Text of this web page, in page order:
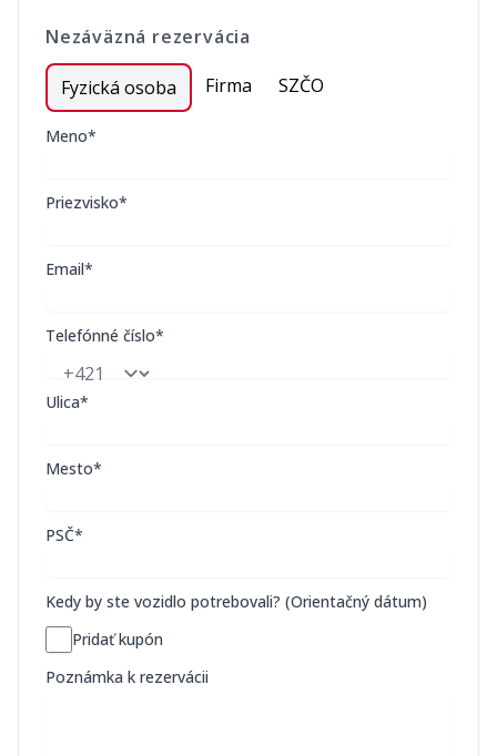
Nezáväzná rezervácia
Fyzická osoba Firma SZČO
Meno*
Priezvisko*
Email*
Telefónné číslo*
Ulica*
Mesto*
PSČ*
Kedy by ste vozidlo potrebovali? (Orientačný dátum)
Pridať kupón
Poznámka k rezervácii